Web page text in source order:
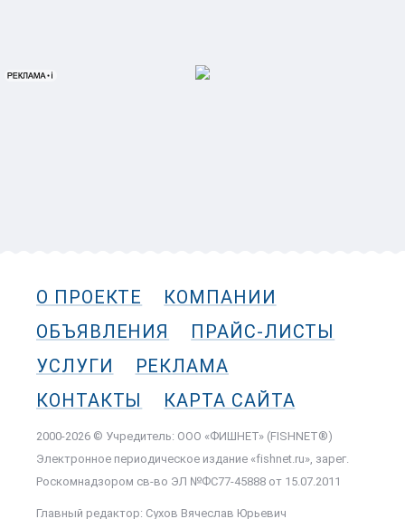
О ПРОЕКТЕ
КОМПАНИИ
ОБЪЯВЛЕНИЯ
ПРАЙС-ЛИСТЫ
УСЛУГИ
РЕКЛАМА
КОНТАКТЫ
КАРТА САЙТА
2000-2026 © Учредитель: ООО «ФИШНЕТ» (FISHNET®)
Электронное периодическое издание «fishnet.ru», зарег.
Роскомнадзором cв-во ЭЛ №ФС77-45888 от 15.07.2011
Главный редактор: Сухов Вячеслав Юрьевич